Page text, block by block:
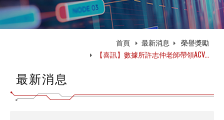
首頁 最新消息
榮譽獎勵
【喜訊】數據所許志仲老師帶領ACV...
最新消息